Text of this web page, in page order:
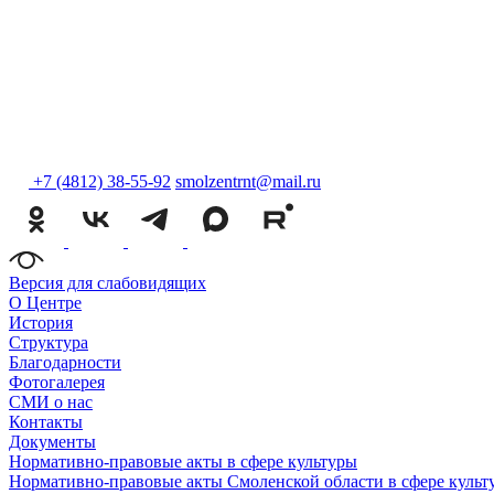
+7 (4812) 38-55-92 smolzentrnt@mail.ru
Версия для слабовидящих
О Центре
История
Структура
Благодарности
Фотогалерея
СМИ о нас
Контакты
Документы
Нормативно-правовые акты в сфере культуры
Нормативно-правовые акты Смоленской области в сфере